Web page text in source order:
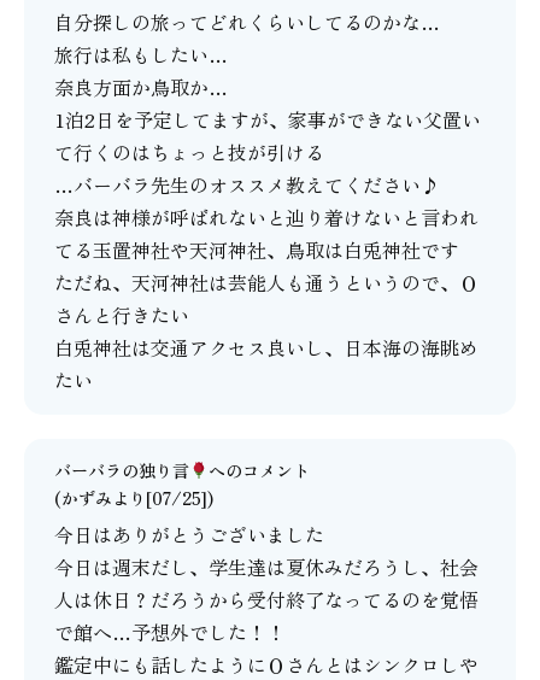
自分探しの旅ってどれくらいしてるのかな…
旅行は私もしたい…
奈良方面か鳥取か…
1泊2日を予定してますが、家事ができない父置い
て行くのはちょっと技が引ける
…バーバラ先生のオススメ教えてください♪
奈良は神様が呼ばれないと辿り着けないと言われ
てる玉置神社や天河神社、鳥取は白兎神社です
ただね、天河神社は芸能人も通うというので、Ｏ
さんと行きたい
白兎神社は交通アクセス良いし、日本海の海眺め
たい
バーバラの独り言
へのコメント
(かずみより[07/25])
今日はありがとうございました
今日は週末だし、学生達は夏休みだろうし、社会
人は休日？だろうから受付終了なってるのを覚悟
で館へ…予想外でした！！
鑑定中にも話したようにＯさんとはシンクロしや